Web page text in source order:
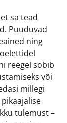
sa tead
Puuduvad
ning
reegel sobib
või
millegi
tulemust –